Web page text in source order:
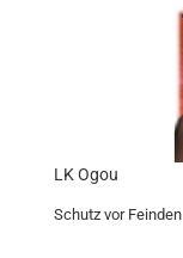
LK Ogou
Schutz vor Feinden